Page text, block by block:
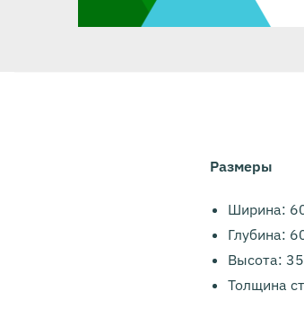
Размеры
Ширина:
Глубина:
Высота:
Толщина